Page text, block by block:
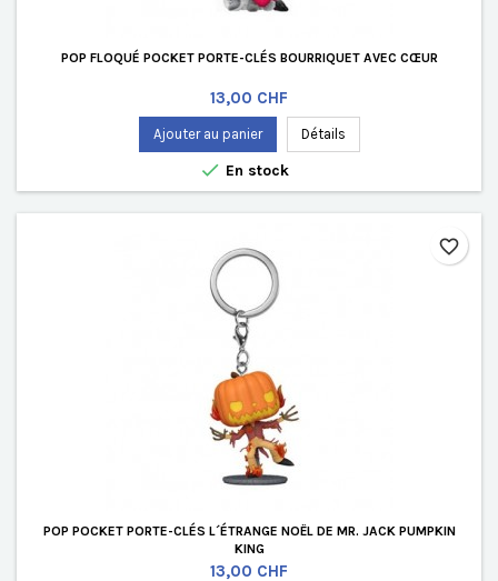
POP FLOQUÉ POCKET PORTE-CLÉS BOURRIQUET AVEC CŒUR
Prix
13,00 CHF
Ajouter au panier Détails
 En stock
POP POCKET PORTE-CLÉS L´ÉTRANGE NOËL DE MR. JACK PUMPKIN
KING
Prix
13,00 CHF
favorite_border